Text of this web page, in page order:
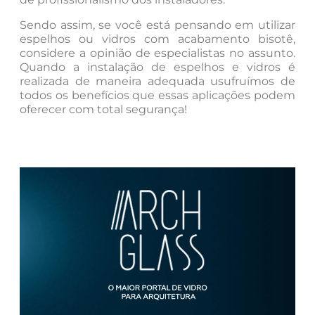
Sendo assim, se você está pensando em utilizar
espelhos ou vidros com acabamento bisotê,
considere a opinião de especialistas no assunto.
Quando a instalação de espelhos e vidros é
realizada de maneira adequada usufruímos de
todos os benefícios que essas aplicações podem
oferecer com total segurança!